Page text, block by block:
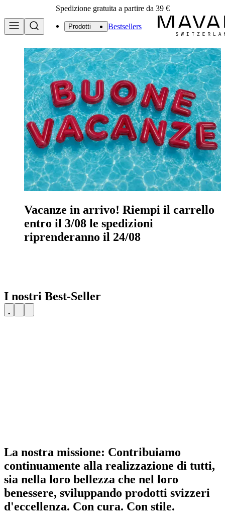
Spedizione gratuita a partire da 39 €
Prodotti Bestsellers
Mavala Italia
Vacanze in arrivo! Riempi il carrello
entro il 3/08 le spedizioni
riprenderanno il 24/08
I nostri Best-Seller
La nostra missione: Contribuiamo
continuamente alla realizzazione di tutti,
sia nella loro bellezza che nel loro
benessere, sviluppando prodotti svizzeri
d'eccellenza. Con cura. Con stile.